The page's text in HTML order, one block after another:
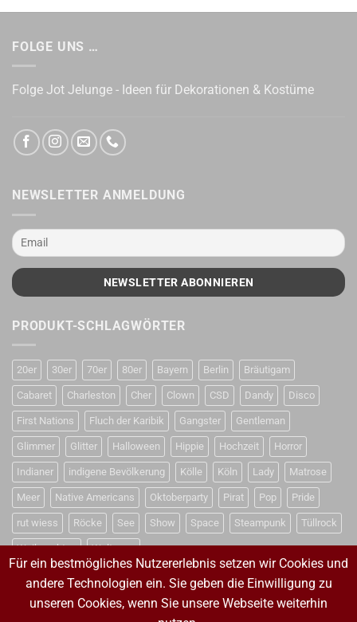
FOLGE UNS …
Folge Jot Jelunge - Ideen für Dekorationen & Kostüme
NEWSLETTER ANMELDUNG
PRODUKT-SCHLAGWÖRTER
20er 30er 70er 80er Bayern Berlin Bräutigam
Cabaret Charleston Cher Clown CSD Dandy Disco
First Nations Fluch der Karibik Gangster Gentleman
Glimmer Glitter Halloween Hippie Hochzeit Horror
Indianer indigene Bevölkerung Kölle Köln Lady Matrose
Meer Native Americans Oktoberparty Pirat Pop Pride
rut wiess Röcke See Show Space Steampunk Tüllrock
Weihnachten Weltraum
VERTRAG WIDERRUFEN
Für ein bestmögliches Nutzererlebnis setzen wir Cookies und
andere Technologien ein. Sie geben die Einwilligung zu
unseren Cookies, wenn Sie unsere Webseite weiterhin